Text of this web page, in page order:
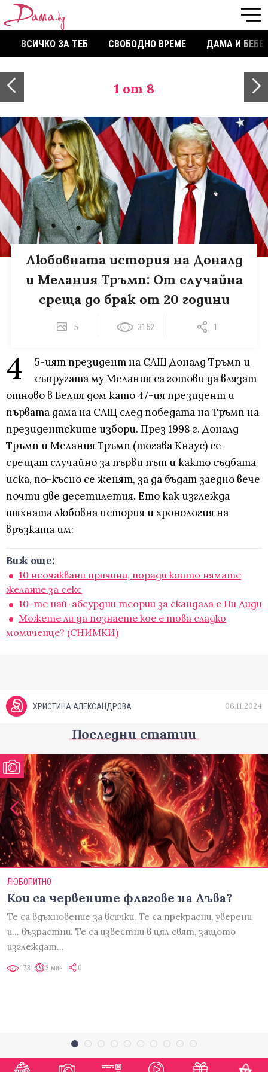
ВСИЧКО ЗА ТЕБ СВОБОДНО ВРЕМЕ ДАМА И БЕБЕ
1 от 8
Любовната история на Доналд
и Мелания Тръмп: От случайна
среща до брак от 20 години
5 3152 1
4
5-ият президент на САЩ Доналд Тръмп и
съпругата му Мелания са готови да влязат
отново в Белия дом като 47-ия президент и
първата дама на САЩ след победата на Тръмп на
президентските избори. През 1998 г. Доналд
Тръмп и Мелания Тръмп (тогава Кнаус) се
срещат случайно за първи път и както съдбата
иска, по-късно се женят, за да бъдат заедно вече
почти две десетилетия. Ето как изглежда
тяхната любовна история и хронология на
връзката им:
Виж още:
10 неочаквани причини, поради които нямате
желание за секс
10-те най-абсурдни теории за скандала с Пи Диди
Можете ли да познаете кое е това сладко
момиченце? (СНИМКИ)
ХРИСТИНА АЛЕКСАНДРОВА 06.11.2024
Последни статии
ЛЮБОПИТНО
Кои са червените флагове на Лъва?
Те са вдъхновение за всички. Те са прекрасни, уверени
и... възрастни. Те са известни в цял свят, защото
изглеждат…
173 3 мин 0